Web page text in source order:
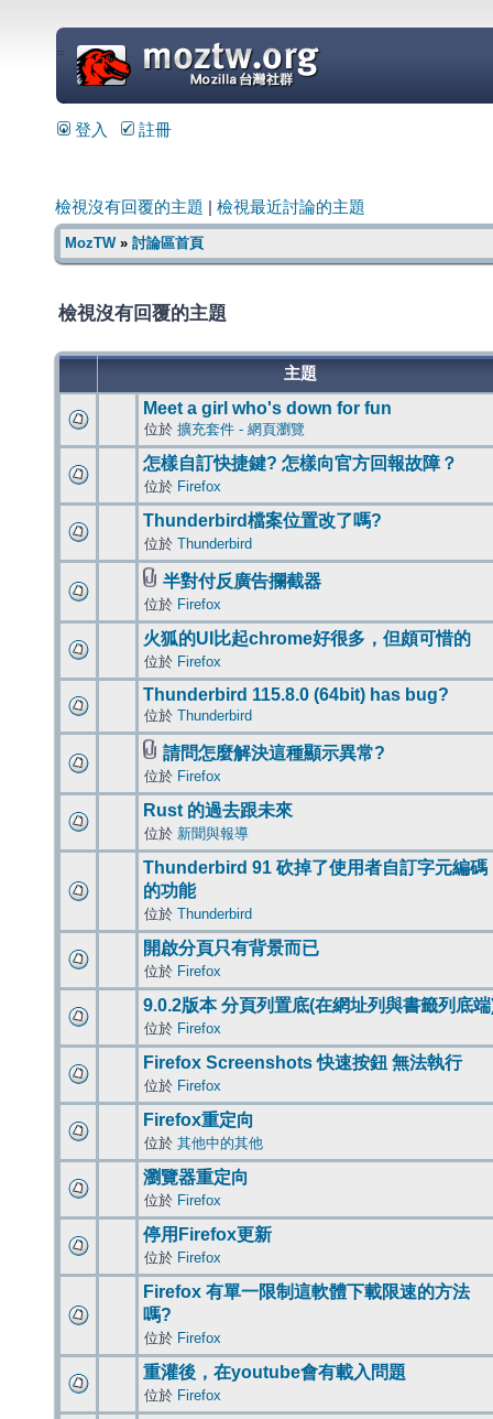
=
登入 註冊
檢視沒有回覆的主題 檢視最近討論的主題
MozTW» 討論區首頁
檢視沒有回覆的主題
主題
Meet a girl who's down for fun
位於 擴充套件 - 網頁瀏覽
怎樣自訂快捷鍵? 怎樣向官方回報故障？
位於 Firefox
Thunderbird檔案位置改了嗎?
位於 Thunderbird
半對付反廣告攔截器
位於 Firefox
火狐的UI比起chrome好很多，但頗可惜的
位於 Firefox
Thunderbird 115.8.0 (64bit) has bug?
位於 Thunderbird
請問怎麼解決這種顯示異常?
位於 Firefox
Rust 的過去跟未來
位於 新聞與報導
Thunderbird 91 砍掉了使用者自訂字元編碼
的功能
位於 Thunderbird
開啟分頁只有背景而已
位於 Firefox
9.0.2版本 分頁列置底(在網址列與書籤列底
位於 Firefox
Firefox Screenshots 快速按鈕 無法執行
位於 Firefox
Firefox重定向
位於 其他中的其他
瀏覽器重定向
位於 Firefox
停用Firefox更新
位於 Firefox
Firefox 有單一限制這軟體下載限速的方法
嗎?
位於 Firefox
重灌後，在youtube會有載入問題
位於 Firefox